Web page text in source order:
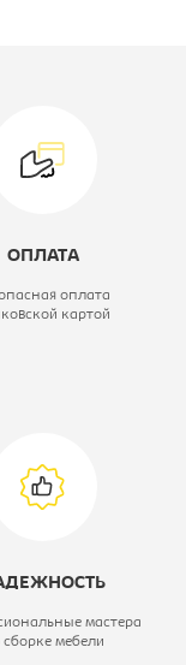
кож.зам
ОПЛАТА
оплата
картой
мастера
сборке мебели